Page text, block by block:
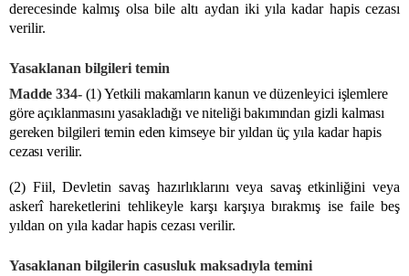
derecesinde kalmış olsa bile altı aydan iki yıla kadar hapis cezası
verilir.
Yasaklanan bilgileri temin
Madde 334-(1) Yetkili makamların kanun ve düzenleyici işlemlere
göre açıklanmasını yasakladığı ve niteliği bakımından gizli kalması
gereken bilgileri temin eden kimseye bir yıldan üç yıla kadar hapis
cezası verilir.
(2) Fiil, Devletin savaş hazırlıklarını veya savaş etkinliğini veya
askerî hareketlerini tehlikeyle karşı karşıya bırakmış ise faile beş
yıldan on yıla kadar hapis cezası verilir.
Yasaklanan bilgilerin casusluk maksadıyla temini